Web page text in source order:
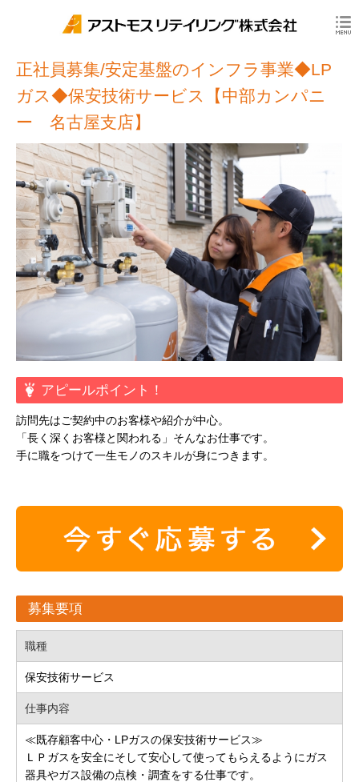
正社員募集/安定基盤のインフラ事業◆LP
ガス◆保安技術サービス【中部カンパニ
ー 名古屋支店】
アピールポイント！
訪問先はご契約中のお客様や紹介が中心。
「長く深くお客様と関われる」そんなお仕事です。
手に職をつけて一生モノのスキルが身につきます。
募集要項
職種
保安技術サービス
仕事内容
≪既存顧客中心・LPガスの保安技術サービス≫
ＬＰガスを安全にそして安心して使ってもらえるようにガス
器具やガス設備の点検・調査をする仕事です。